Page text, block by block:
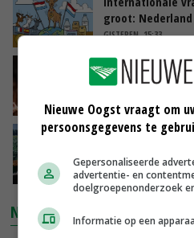
groot:
GISTEREN, 15:33
Vlaamse
groeit door
GISTEREN, 15:20
‘Cijfer jezelf niet
je gelukkig van
GISTEREN, 13:31
NIEUWSTE VIDEO'S
Nieuwe Oogst vraagt om
persoonsgegevens te
Gepersonaliseerde
advertentie- en
doelgroepenonderzoek
Informatie op een